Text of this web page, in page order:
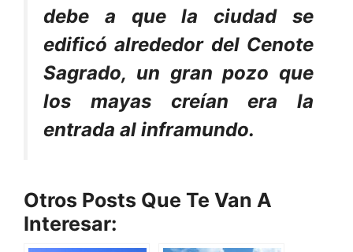
debe a que la ciudad se
edificó alrededor del Cenote
Sagrado, un gran pozo que
los mayas creían era la
entrada al inframundo.
Otros Posts Que Te Van A
Interesar: